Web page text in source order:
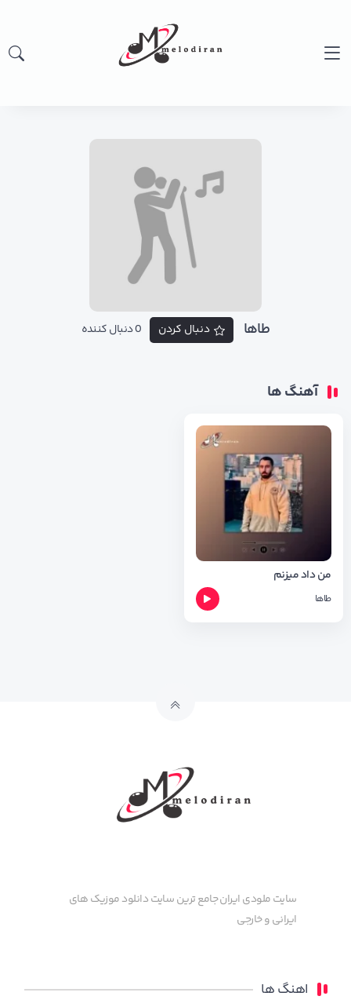
طاها دنبال کردن 0 دنبال کننده
آهنگ ها
من داد میزنم
طاها
سایت ملودی ایران جامع ترین سایت دانلود موزیک های
ایرانی و خارجی
اهنگ ها